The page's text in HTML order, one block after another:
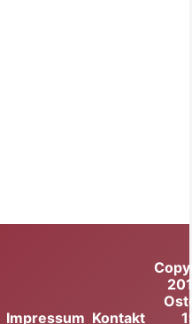
Impressum Kontakt